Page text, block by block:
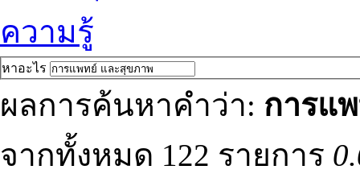
ความรู้
หาอะไร
ผลการค้นหาคำว่า: การแ
จากทั้งหมด 122 รายการ